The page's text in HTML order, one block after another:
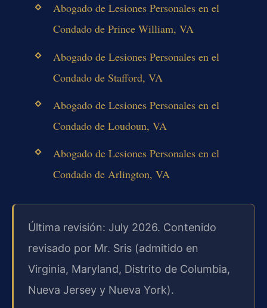
Abogado de Lesiones Personales en el
Condado de Prince William, VA
Abogado de Lesiones Personales en el
Condado de Stafford, VA
Abogado de Lesiones Personales en el
Condado de Loudoun, VA
Abogado de Lesiones Personales en el
Condado de Arlington, VA
Última revisión: July 2026. Contenido
revisado por Mr. Sris (admitido en
Virginia, Maryland, Distrito de Columbia,
Nueva Jersey y Nueva York).